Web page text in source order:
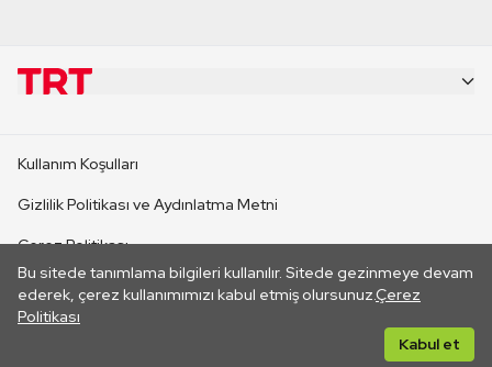
Bu sitede tanımlama bilgileri kullanılır. Sitede gezinmeye devam
ederek, çerez kullanımımızı kabul etmiş olursunuz.Çerez
Politikası
Kabul et
CANLI YAYINLAR
Kullanım Koşulları
Gizlilik Politikası ve Aydınlatma Metni
Çerez Politikası
İletişim
Her hakkı saklıdır. ©2026 TRT. Bağlantı yoluyla gidilen dış